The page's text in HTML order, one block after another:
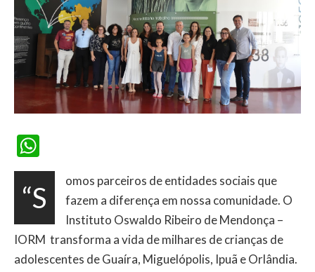
“S
omos parceiros de entidades sociais que
fazem a diferença em nossa comunidade. O
Instituto Oswaldo Ribeiro de Mendonça –
IORM transforma a vida de milhares de crianças de
adolescentes de Guaíra, Miguelópolis, Ipuã e Orlândia.